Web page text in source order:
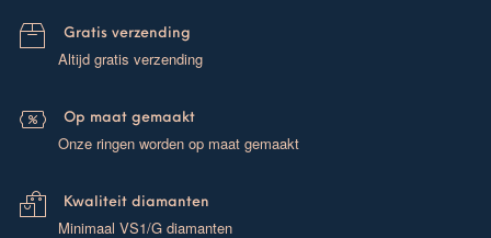
Gratis verzending
Altijd gratis verzending
Op maat gemaakt
Onze ringen worden op maat gemaakt
Kwaliteit diamanten
Minimaal VS1/G diamanten